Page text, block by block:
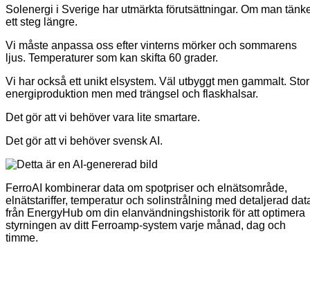
Solenergi i Sverige har utmärkta förutsättningar. Om man
ett steg längre.
Vi måste anpassa oss efter vinterns mörker och sommarens
ljus. Temperaturer som kan skifta 60 grader.
Vi har också ett unikt elsystem. Väl utbyggt men gammalt. Stor
energiproduktion men med trängsel och flaskhalsar.
Det gör att vi behöver vara lite smartare.
Det gör att vi behöver svensk AI.
FerroAI kombinerar data om spotpriser och elnätsområde,
elnätstariffer, temperatur och solinstrålning med detaljerad
från EnergyHub om din elanvändningshistorik för att optimera
styrningen av ditt Ferroamp-system varje månad, dag och
timme.